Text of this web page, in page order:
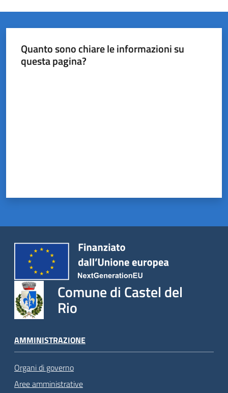
Quanto sono chiare le informazioni su
questa pagina?
Comune di Castel del
Rio
AMMINISTRAZIONE
Organi di governo
Aree amministrative